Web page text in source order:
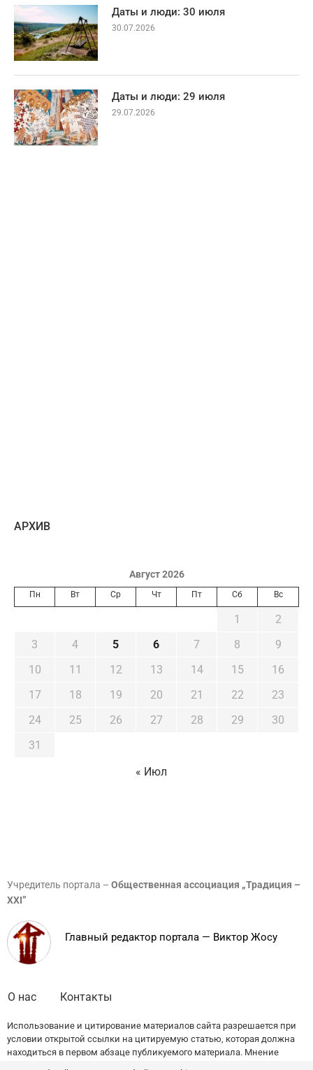
Даты и люди: 30 июля
30.07.2026
Даты и люди: 29 июля
29.07.2026
AРХИВ
Август 2026
Пн Вт Ср Чт Пт Сб Вс
1
2
3
4 5 6 7 8
9
10
11 12 13 14 15
16
17
18 19 20 21 22
23
24
25 26 27 28 29
30
31
« Июл
Учредитель портала – Общественная ассоциация „Традиция –
XXI”
Главный редактор портала — Виктор Жосу
О нас Контакты
Использование и цитирование материалов сайта разрешается при
условии открытой ссылки на цитируемую статью, которая должна
находиться в первом абзаце публикуемого материала. Мнение